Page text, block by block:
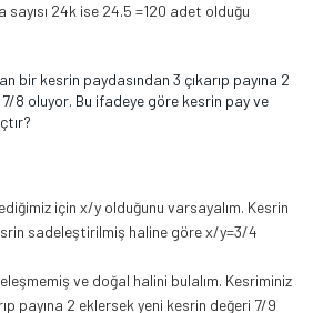
24k ise 24.5 =120 adet olduğu
bir kesrin paydasından 3 çıkarıp payına 2
8 oluyor. Bu ifadeye göre kesrin pay ve
için x/y olduğunu varsayalım. Kesrin
sadeleştirilmiş haline göre x/y=3/4
ve doğal halini bulalım. Kesriminiz
payına 2 eklersek yeni kesrin değeri 7/9